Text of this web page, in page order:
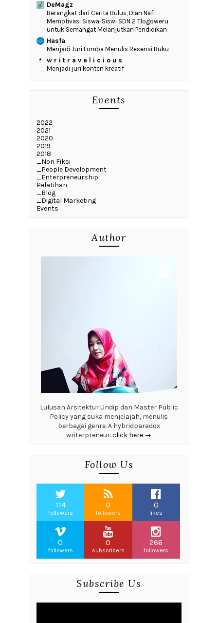
DeMagz
‎Berangkat dari Cerita Bulus, Dian Nafi
Memotivasi Siswa-Siswi SDN 2 Tlogoweru
untuk Semangat Melanjutkan Pendidikan
Hasfa
Menjadi Juri Lomba Menulis Resensi Buku
w r i t r a v e l i c i o u s
Menjadi juri konten kreatif
Events
2022
2021
2020
2019
2018
_Non Fiksi
_People Development
_Enterpreneurship
Pelatihan
_Blog
_Digital Marketing
Events
Author
Lulusan Arsitektur Undip dan Master Public
Policy yang suka menjelajah, menulis
berbagai genre. A hybridparadox
writerpreneur.click here →
Follow Us
114
followers
0
followers
0
likes
0
followers
0
subscribers
266
followers
Subscribe Us